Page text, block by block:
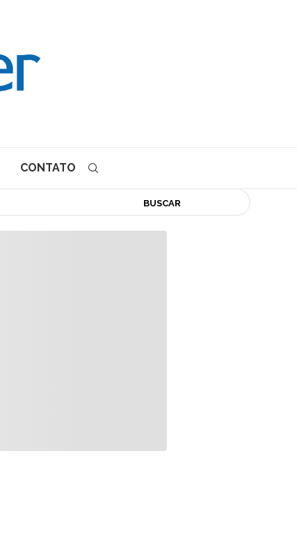
CONTATO
BUSCAR